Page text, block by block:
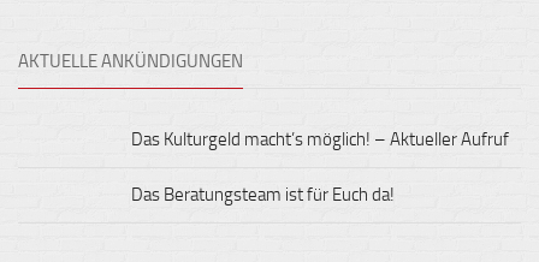
AKTUELLE ANKÜNDIGUNGEN
Das Kulturgeld macht’s möglich! – Aktueller Aufruf
Das Beratungsteam ist für Euch da!